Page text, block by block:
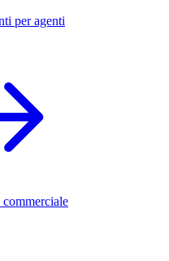
per agenti